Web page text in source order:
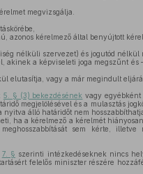
megvizsgálja.
azonos kérelmező által benyújtott
nélküli szervezet) és jogutód nélkül
akinek a képviseleti joga megszűnt és
elutasítja, vagy a már megindult
5. § (3) bekezdésének vagy
megjelölésével és a mulasztás
álló határidőt nem
ha a kérelmező a kérelmét
sem kérte, illetve
7. § szerinti intézkedéseknek nincs
felelős miniszter részére